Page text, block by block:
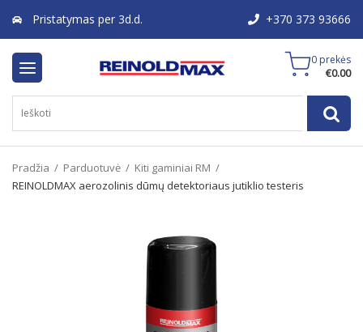
Pristatymas per 3d.d. +370 373 93666
0 prekės
€0.00
Pradžia / Parduotuvė / Kiti gaminiai RM /
REINOLDMAX aerozolinis dūmų detektoriaus jutiklio testeris